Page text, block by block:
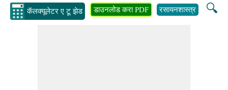
कॅलक्यूलेटर ए टू झेड 🔍
डाउनलोड करा PDF रसायनशास्त्र